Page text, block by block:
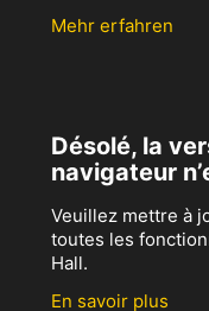
Mehr erfahren
Désolé, la
navigateur
Veuillez mettre à
toutes les
Hall.
En savoir plus